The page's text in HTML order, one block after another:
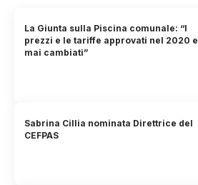
La Giunta sulla Piscina comunale: “I
prezzi e le tariffe approvati nel 2020 e
mai cambiati”
Sabrina Cillia nominata Direttrice del
CEFPAS